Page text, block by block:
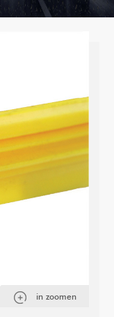
in zoomen